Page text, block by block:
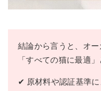
結論から言うと、オ
「すべての猫に最適
✔ 原材料や認証基準